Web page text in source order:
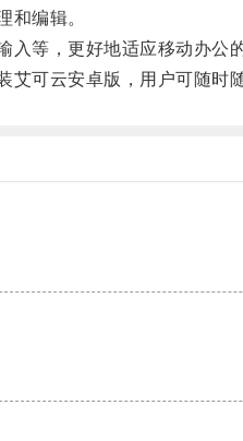
编辑。
等，更好地适应移动办公的
可云安卓版，用户可随时